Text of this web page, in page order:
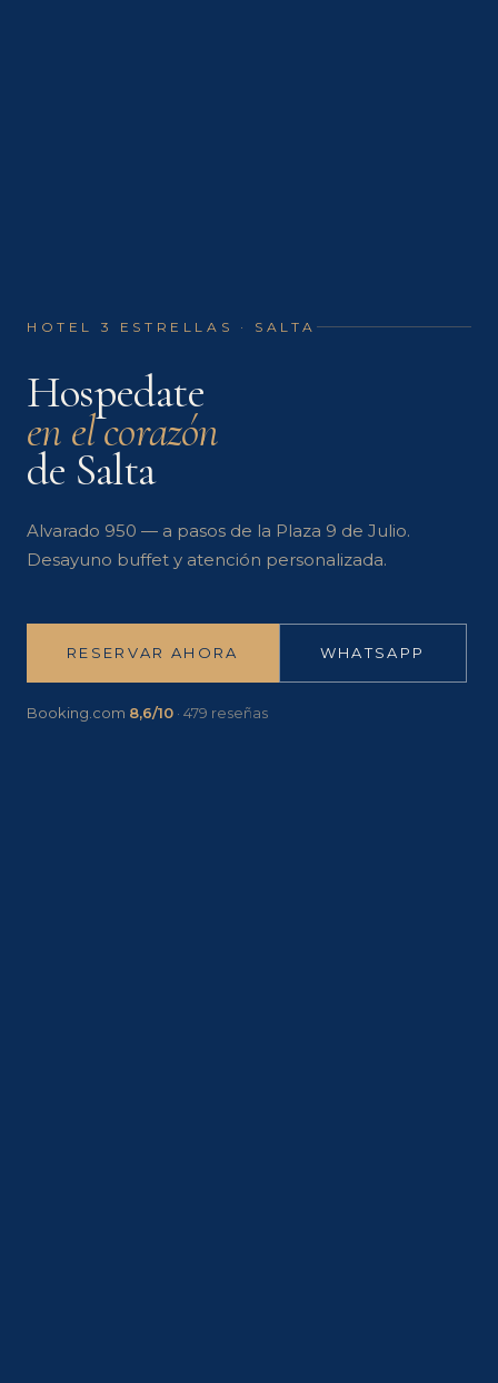
HOTEL 3 ESTRELLAS · SALTA
Hospedate
en el corazón
de Salta
Alvarado 950 — a pasos de la Plaza 9 de Julio.
Desayuno buffet y atención personalizada.
RESERVAR AHORA WHATSAPP
Booking.com 8,6/10 · 479 reseñas